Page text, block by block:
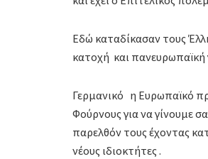
Εδώ καταδίκασαν τους
κατοχή και πανευρωπαϊκή
Γερμανικό η Ευρωπαϊκό
Φούρνους για να γίνουμε
παρελθόν τους έχοντας
νέους ιδιοκτήτες .